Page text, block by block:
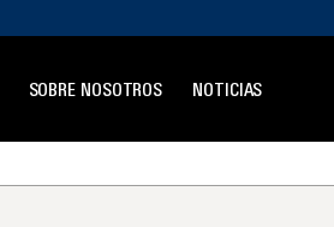
SOBRE NOSOTROS NOTICIAS